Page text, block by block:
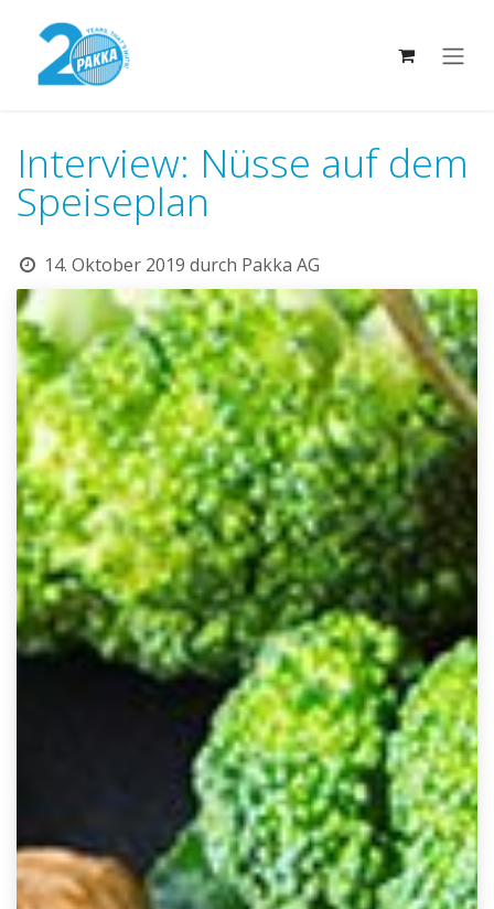
Interview: Nüsse auf dem
Speiseplan
14. Oktober 2019 durch Pakka AG